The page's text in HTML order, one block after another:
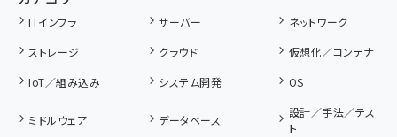
ITインフラ サーバー
ネットワーク
ストレージ
クラウド
仮想化／コンテナ
IoT／組み込み
システム開発 OS
ミドルウェア データベース
設計／手法／テス
ト